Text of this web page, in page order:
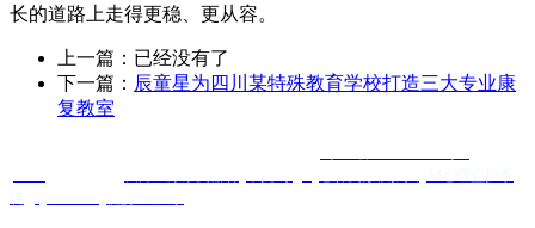
长的道路上走得更稳、更从容。
上一篇：已经没有了
下一篇： 辰童星为四川某特殊教育学校打造三大专业康
复教室